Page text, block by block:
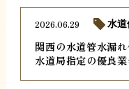
関西の水道管水漏
水道局指定の優良
2026.06.29 水